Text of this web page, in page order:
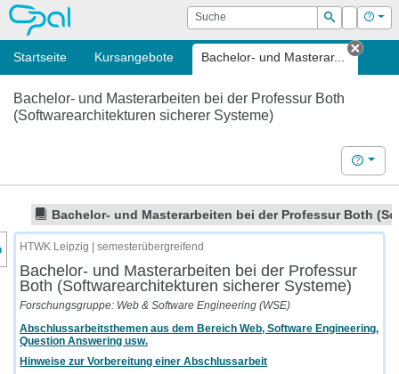
OPAL Suche
Suchen
Login Hilfe
Startseite Kursangebote Bachelor- und Masterar...
Tab
Bachelor- und Masterarbeiten bei der Professur Both
(Softwarearchitekturen sicherer Systeme)
Hilfe
Bachelor- und Masterarbeiten bei der Professur Both
des Kursmenüs
HTWK Leipzig | semesterübergreifend
Bachelor- und Masterarbeiten bei der Professur
Both (Softwarearchitekturen sicherer Systeme)
Forschungsgruppe: Web & Software Engineering (WSE)
Abschlussarbeitsthemen aus dem Bereich Web, Software Engineering,
Question Answering usw.
Hinweise zur Vorbereitung einer Abschlussarbeit